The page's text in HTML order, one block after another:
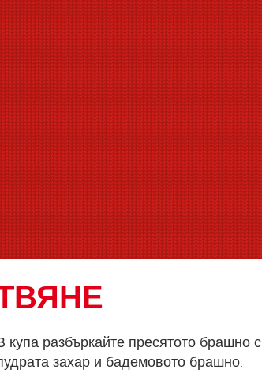
купа разбъркайте пресятото брашно с
захар и бадемовото брашно.